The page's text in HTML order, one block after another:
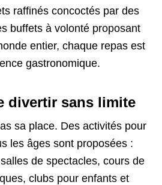
raffinés concoctés par des
buffets à volonté proposant
entier, chaque repas est
gastronomique.
divertir sans limite
sa place. Des activités pour
les âges sont proposées :
de spectacles, cours de
clubs pour enfants et